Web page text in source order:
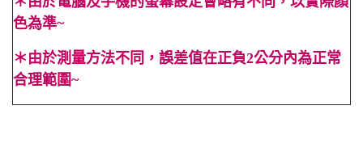
色為準~
＊ 由於測量方法不同，誤差值在正負2公分內為正常
合理範圍~